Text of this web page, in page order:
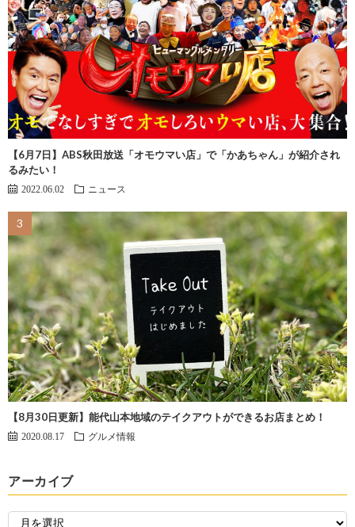
【6月7日】ABS秋田放送「オモウマい店」で「かあちゃん」が紹介され
るみたい！
2022.06.02 ニュース
【8月30日更新】能代山本地域のテイクアウトができるお店まとめ！
2020.08.17 グルメ情報
アーカイブ